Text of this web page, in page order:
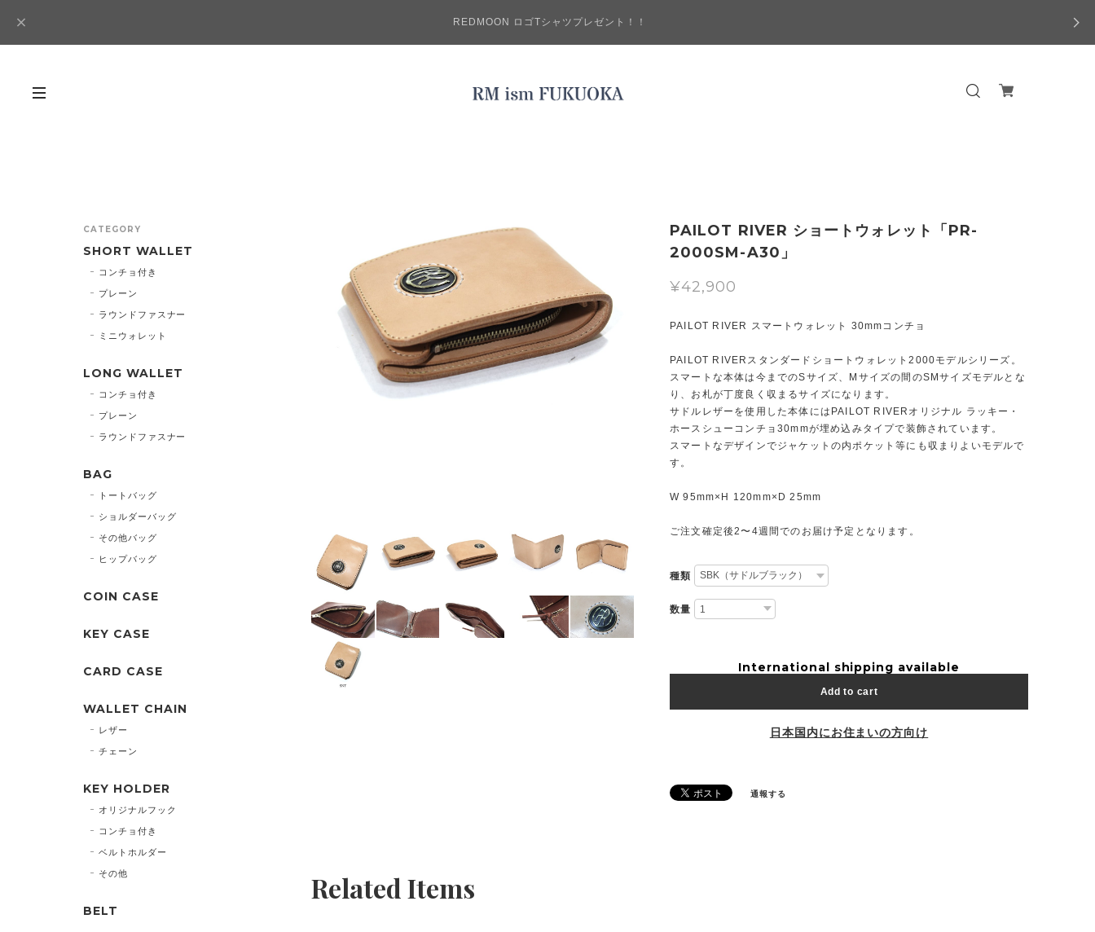
REDMOON ロゴTシャツプレゼント！！
PAILOT RIVER ショートウォレット「PR-
2000SM-A30」
¥42,900
PAILOT RIVER スマートウォレット 30mmコンチョ
PAILOT RIVERスタンダードショートウォレット2000モデルシリーズ。
スマートな本体は今までのSサイズ、Mサイズの間のSMサイズモデルとな
り、お札が丁度良く収まるサイズになります。
サドルレザーを使用した本体にはPAILOT RIVERオリジナル ラッキー・
ホースシューコンチョ30mmが埋め込みタイプで装飾されています。
スマートなデザインでジャケットの内ポケット等にも収まりよいモデルで
す。
W 95mm×H 120mm×D 25mm
ご注文確定後2〜4週間でのお届け予定となります。
種類
数量
International shipping available
Add to cart
日本国内にお住まいの方向け
通報する
Related Items
CATEGORY
SHORT WALLET
コンチョ付き
プレーン
ラウンドファスナー
ミニウォレット
LONG WALLET
コンチョ付き
プレーン
ラウンドファスナー
BAG
トートバッグ
ショルダーバッグ
その他バッグ
ヒップバッグ
COIN CASE
KEY CASE
CARD CASE
WALLET CHAIN
レザー
チェーン
KEY HOLDER
オリジナルフック
コンチョ付き
ベルトホルダー
その他
BELT